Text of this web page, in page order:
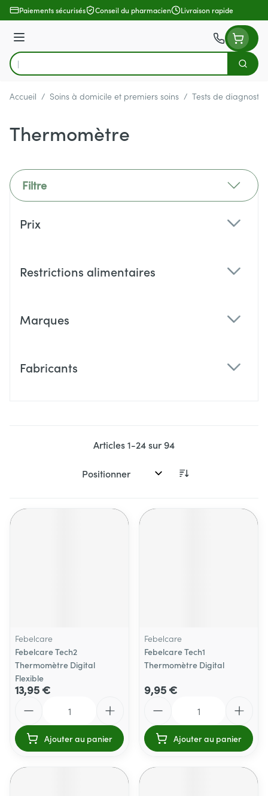
Aller au contenu
Paiements sécurisés Conseil du pharmacien Livraison rapide
Menu
Rechercher
Accueil / Soins à domicile et premiers soins / Tests de diagnostic
Thermomètre
Filtre
Prix
Restrictions alimentaires
Marques
Fabricants
Articles1-24sur94
Trier par:
Febelcare
Febelcare Tech2
Thermomètre Digital
Flexible
13,95 €
Ajouter au panier
Febelcare
Febelcare Tech1
Thermomètre Digital
9,95 €
Ajouter au panier